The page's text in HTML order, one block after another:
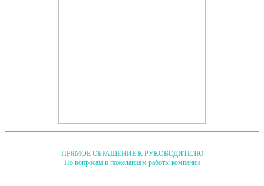
ПРЯМОЕ ОБРАЩЕНИЕ К РУКОВОДИТЕЛЮ
По вопросам и пожеланиям работы компании